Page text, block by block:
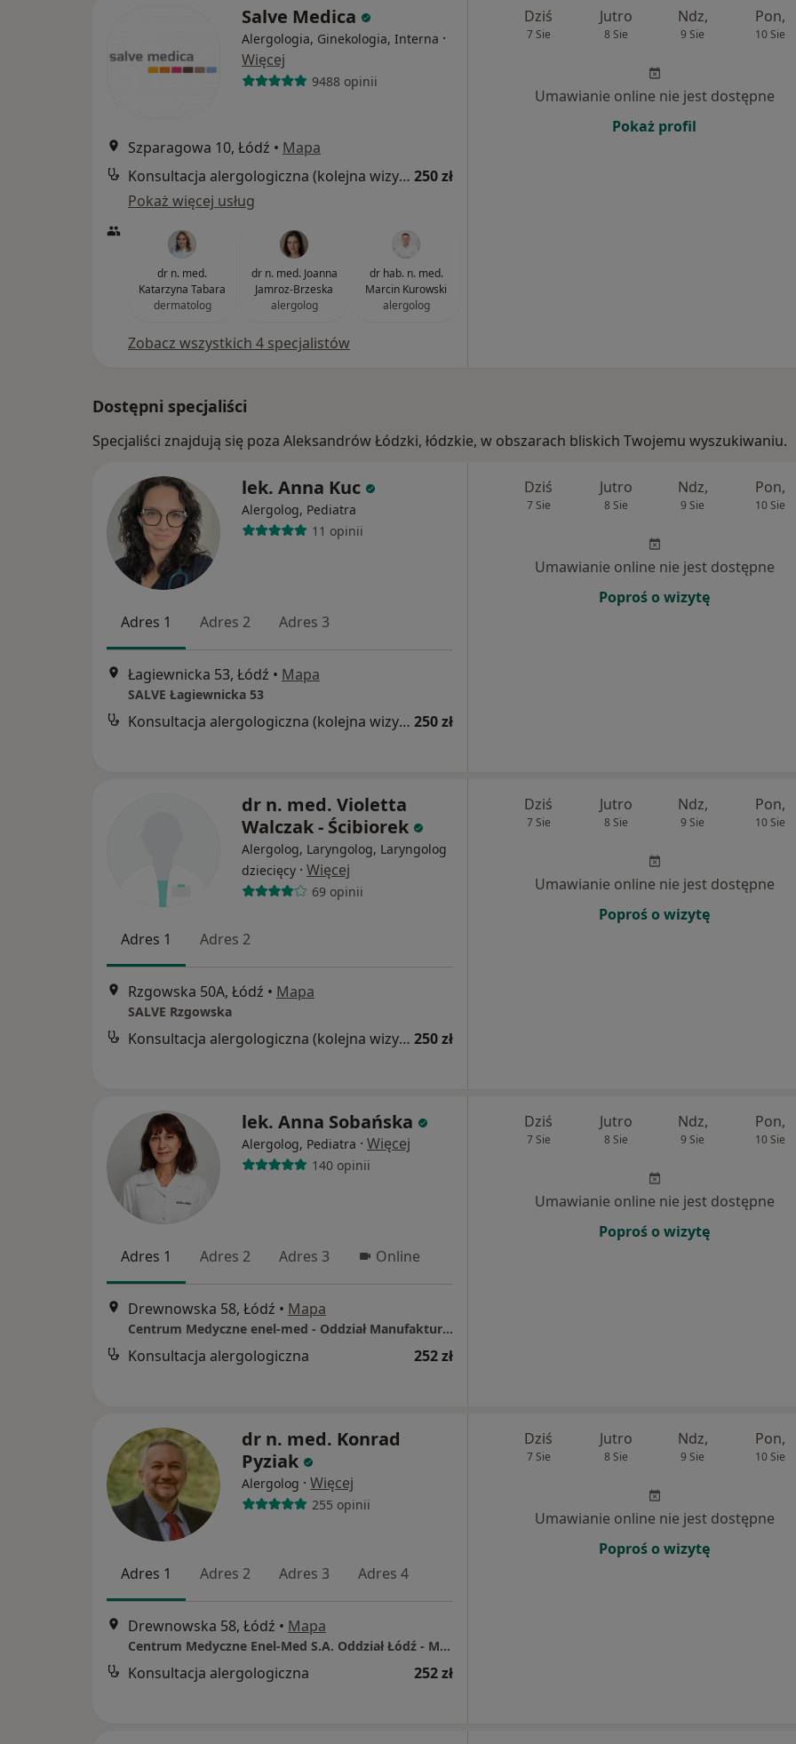
Salve Medica
Alergologia, Ginekologia, Interna ·
Więcej
9488 opinii
Szparagowa 10, Łódź • Mapa
Konsultacja alergologiczna (kolejna wizyta) 250 zł
Pokaż więcej usług
dr n. med.
Katarzyna Tabara
dermatolog
dr n. med. Joanna
Jamroz-Brzeska
alergolog
dr hab. n. med.
Marcin Kurowski
alergolog
Zobacz wszystkich 4 specjalistów
Dziś
7 Sie
Jutro
8 Sie
Ndz,
9 Sie
Pon,
10 Sie
Umawianie online nie jest dostępne
Pokaż profil
Dostępni specjaliści
Specjaliści znajdują się poza Aleksandrów Łódzki, łódzkie, w obszarach bliskich Twojemu wyszukiwaniu.
lek. Anna Kuc
Alergolog, Pediatra
11 opinii
Adres 1 Adres 2 Adres 3
Łagiewnicka 53, Łódź • Mapa
SALVE Łagiewnicka 53
Konsultacja alergologiczna (kolejna wizyta) 250 zł
Dziś
7 Sie
Jutro
8 Sie
Ndz,
9 Sie
Pon,
10 Sie
Umawianie online nie jest dostępne
Poproś o wizytę
dr n. med. Violetta
Walczak - Ścibiorek
Alergolog, Laryngolog, Laryngolog
dziecięcy · Więcej
69 opinii
Adres 1 Adres 2
Rzgowska 50A, Łódź • Mapa
SALVE Rzgowska
Konsultacja alergologiczna (kolejna wizyta) 250 zł
Dziś
7 Sie
Jutro
8 Sie
Ndz,
9 Sie
Pon,
10 Sie
Umawianie online nie jest dostępne
Poproś o wizytę
lek. Anna Sobańska
Alergolog, Pediatra · Więcej
140 opinii
Adres 1 Adres 2 Adres 3 Online
Drewnowska 58, Łódź • Mapa
Centrum Medyczne enel-med - Oddział Manufaktura - Łódź
Konsultacja alergologiczna 252 zł
Dziś
7 Sie
Jutro
8 Sie
Ndz,
9 Sie
Pon,
10 Sie
Umawianie online nie jest dostępne
Poproś o wizytę
dr n. med. Konrad
Pyziak
Alergolog · Więcej
255 opinii
Adres 1 Adres 2 Adres 3 Adres 4
Drewnowska 58, Łódź • Mapa
Centrum Medyczne Enel-Med S.A. Oddział Łódź - Manufaktura
Konsultacja alergologiczna 252 zł
Dziś
7 Sie
Jutro
8 Sie
Ndz,
9 Sie
Pon,
10 Sie
Umawianie online nie jest dostępne
Poproś o wizytę